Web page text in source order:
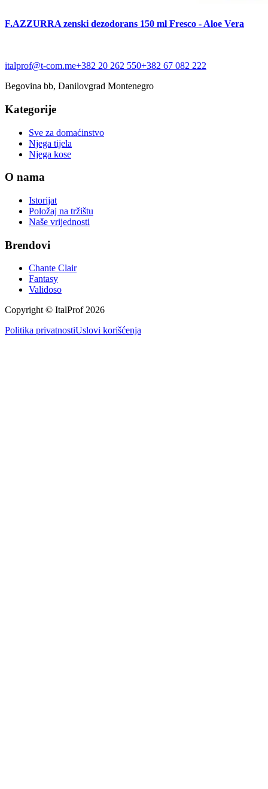
F.AZZURRA zenski dezodorans 150 ml Fresco - Aloe Vera
italprof@t-com.me+382 20 262 550+382 67 082 222
Begovina bb, Danilovgrad Montenegro
Kategorije
Sve za domaćinstvo
Njega tijela
Njega kose
O nama
Istorijat
Položaj na tržištu
Naše vrijednosti
Brendovi
Chante Clair
Fantasy
Validoso
Copyright © ItalProf2026
Politika privatnostiUslovi korišćenja